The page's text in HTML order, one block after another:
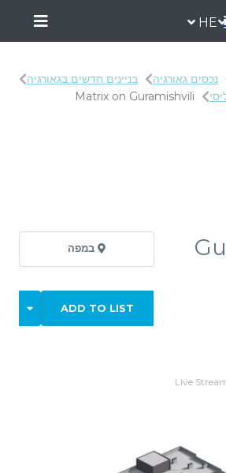
HE
נכסים גאורגיה
בניינים חדשים בגאורגיה
Matrix on Guramishvili
במפה
ADD TO LIST
Live